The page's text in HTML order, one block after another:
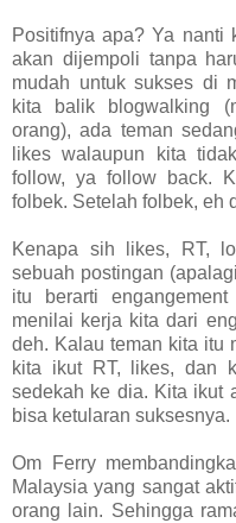
Positifnya apa? Ya nanti
akan dijempoli tanpa
mudah untuk sukses di
kita balik blogwalking
orang), ada teman
likes walaupun kita
follow, ya follow back.
folbek. Setelah folbek, eh
Kenapa sih likes, RT,
sebuah postingan
itu berarti
menilai kerja kita dari
deh. Kalau teman kita itu
kita ikut RT, likes, dan
sedekah ke dia. Kita ikut
bisa ketularan suksesnya.
Om Ferry
Malaysia yang sangat
orang lain. Sehingga